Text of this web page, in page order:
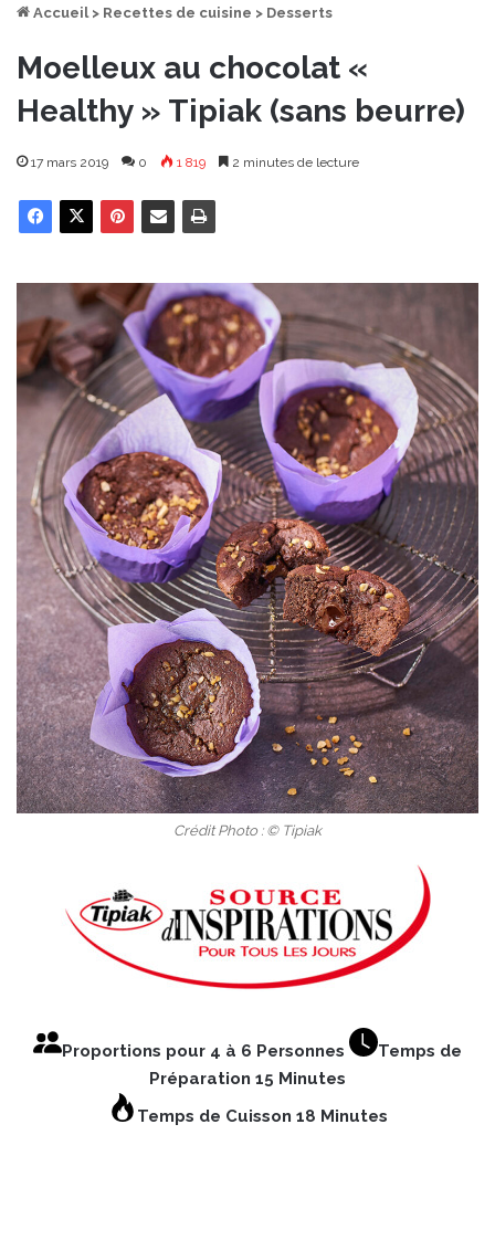
Accueil > Recettes de cuisine > Desserts
Moelleux au chocolat «
Healthy » Tipiak (sans beurre)
17 mars 2019 0 1 819 2 minutes de lecture
Crédit Photo : © Tipiak
Proportions pour 4 à 6 Personnes
Temps de
Préparation 15 Minutes
Temps de Cuisson 18 Minutes